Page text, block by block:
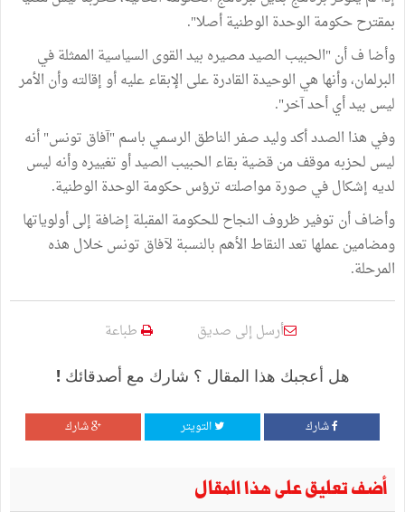
بمقترح حكومة الوحدة الوطنية أصلا".
وأضا ف أن "الحبيب الصيد مصيره بيد القوى السياسية الممثلة في
البرلمان، وأنها هي الوحيدة القادرة على الإبقاء عليه أو إقالته وأن الأمر
ليس بيد أي أحد آخر".
وفي هذا الصدد أكد وليد صفر الناطق الرسمي باسم "آفاق تونس" أنه
ليس لحزبه موقف من قضية بقاء الحبيب الصيد أو تغييره وأنه ليس
لديه إشكال في صورة مواصلته ترؤس حكومة الوحدة الوطنية.
وأضاف أن توفير ظروف النجاح للحكومة المقبلة إضافة إلى أولوياتها
ومضامين عملها تعد النقاط الأهم بالنسبة لآفاق تونس خلال هذه
المرحلة.
أرسل إلى صديق طباعة
هل أعجبك هذا المقال ؟ شارك مع أصدقائك !
شارك التويتر شارك
أضف تعليق على هذا المقال